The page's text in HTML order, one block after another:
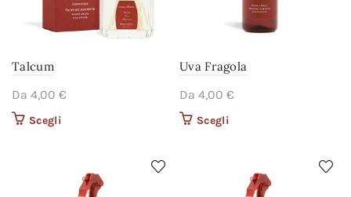
Talcum
Da 4,00 €
Scegli
nella pagina del
prodotto
Uva Fragola
Da 4,00 €
Scegli
nella pagina del
prodotto